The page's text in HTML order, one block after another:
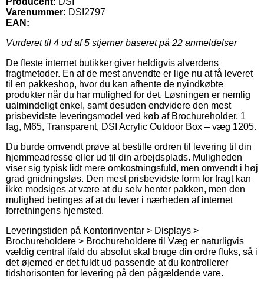
Varenummer: DSI2797
EAN:
Vurderet til 4 ud af 5 stjerner baseret på 22 anmeldelser
De fleste internet butikker giver heldigvis alverdens
fragtmetoder. En af de mest anvendte er lige nu at få leveret
til en pakkeshop, hvor du kan afhente de nyindkøbte
produkter når du har mulighed for det. Løsningen er nemlig
ualmindeligt enkel, samt desuden endvidere den mest
prisbevidste leveringsmodel ved køb af Brochureholder, 1
fag, M65, Transparent, DSI Acrylic Outdoor Box – væg 1205.
Du burde omvendt prøve at bestille ordren til levering til din
hjemmeadresse eller ud til din arbejdsplads. Muligheden
viser sig typisk lidt mere omkostningsfuld, men omvendt i høj
grad gnidningsløs. Den mest prisbevidste form for fragt kan
ikke modsiges at være at du selv henter pakken, men den
mulighed betinges af at du lever i nærheden af internet
forretningens hjemsted.
Leveringstiden på Kontorinventar > Displays >
Brochureholdere > Brochureholdere til Væg er naturligvis
vældig central ifald du absolut skal bruge din ordre fluks, så i
det øjemed er det fuldt ud passende at du kontrollerer
tidshorisonten for levering på den pågældende vare.